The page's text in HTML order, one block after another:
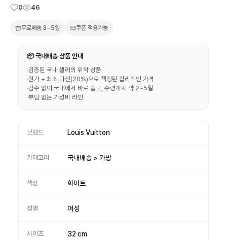
0 46
무료배송 3~5일 쿠폰 적용가능
📦 국내배송 상품 안내
·검증된 국내 셀러의 위탁 상품
·원가 + 최소 마진(20%)으로 책정된 합리적인 가격
·검수 없이 국내에서 바로 출고, 수령까지 약 2~5일
·부담 없는 가성비 라인
브랜드 Louis Vuitton
카테고리 국내배송 > 가방
색상 화이트
성별 여성
사이즈 32 cm